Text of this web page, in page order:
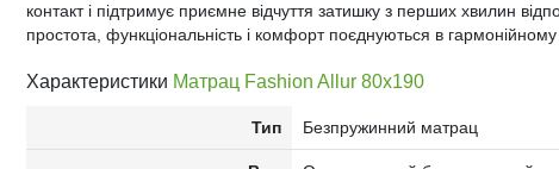
контакт і підтримує приємне відчуття затишку з перших хвилин
простота, функціональність і комфорт поєднуються в гармонійному
Характеристики Матрац Fashion Allur 80x190
Тип Безпружинний матрац